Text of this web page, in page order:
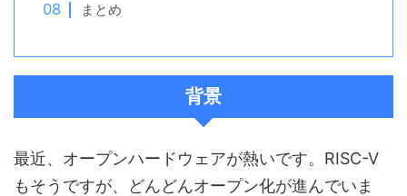
まとめ
背景
最近、オープンハードウェアが熱いです。RISC-V
もそうですが、どんどんオープン化が進んでいま